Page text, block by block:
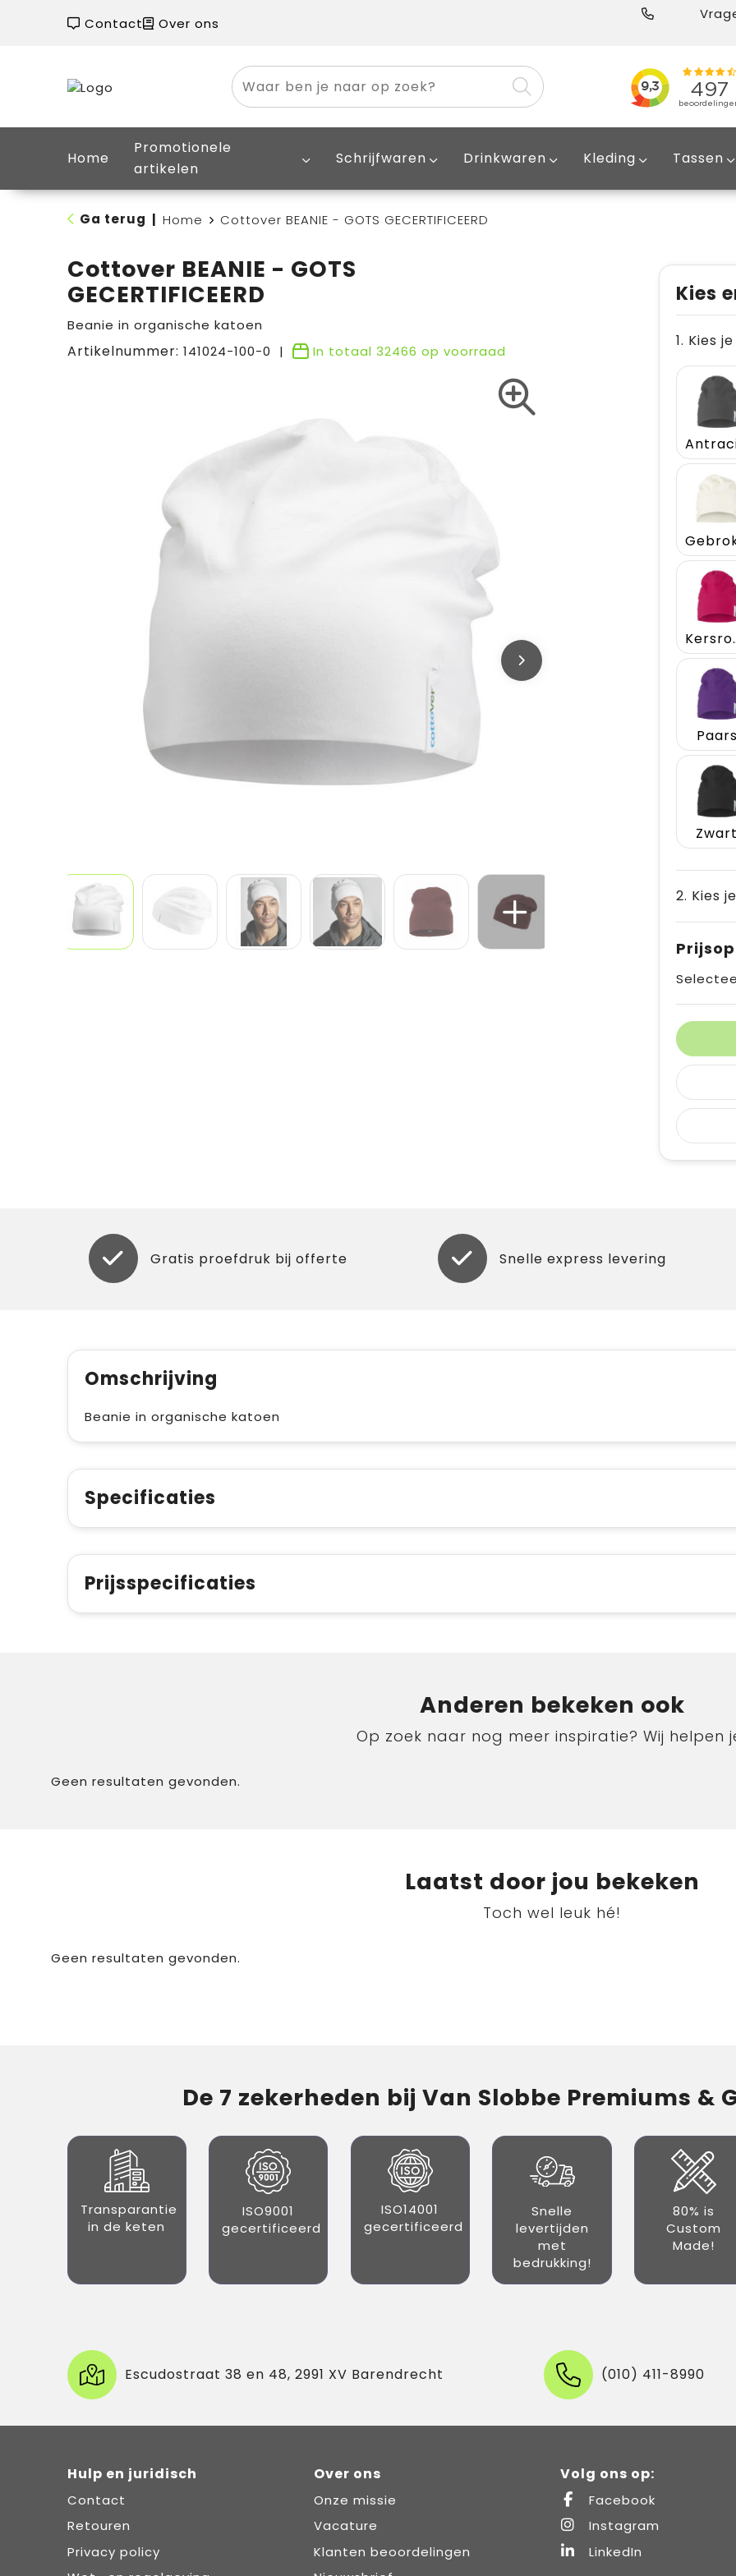
Contact Over ons
Home
Promotionele
artikelen
Schrijfwaren Drinkwaren Kleding Tassen
Ga terug Home Cottover BEANIE - GOTS GECERTIFICEERD
Cottover BEANIE - GOTS
GECERTIFICEERD
Beanie in organische katoen
Artikelnummer: 141024-100-0 In totaal 32466 op voorraad
Kies
1. Kies
2. Kies
Gratis proefdruk bij offerte Snelle express levering
Omschrijving
Beanie in organische katoen
Specificaties
Prijsspecificaties
Anderen bekeken ook
Op zoek naar nog meer inspiratie? Wij helpen
Geen resultaten gevonden.
Laatst door jou bekeken
Toch wel leuk hé!
Geen resultaten gevonden.
De 7 zekerheden bij Van Slobbe Premiums &
Transparantie
in de keten
ISO9001
gecertificeerd
ISO14001
gecertificeerd
Snelle
levertijden
met
bedrukking!
80% is
Custom
Made!
Escudostraat 38 en 48, 2991 XV Barendrecht (010) 411-8990
Hulp en juridisch
Contact
Retouren
Privacy policy
Over ons
Onze missie
Vacature
Klanten beoordelingen
Volg ons op:
Facebook
Instagram
LinkedIn